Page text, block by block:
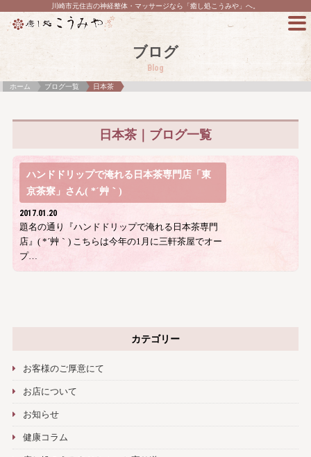
川崎市元住吉の神経整体・マッサージなら「癒し処こうみや」へ。
ブログ
Blog
ホーム ブログ一覧 日本茶
日本茶｜ブログ一覧
ハンドドリップで淹れる日本茶専門店「東
京茶寮」さん( *´艸｀)
2017.01.20
題名の通り『ハンドドリップで淹れる日本茶専門
店』( *´艸｀) こちらは今年の1月に三軒茶屋でオー
プ…
カテゴリー
お客様のご厚意にて
お店について
お知らせ
健康コラム